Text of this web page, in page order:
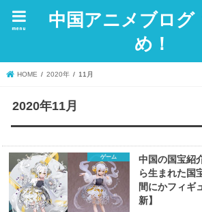
中国アニメブログ
め！
menu
HOME 2020年 11月
2020年11月
ゲーム
中国の国宝紹
ら生まれた国
間にかフィギ
新】